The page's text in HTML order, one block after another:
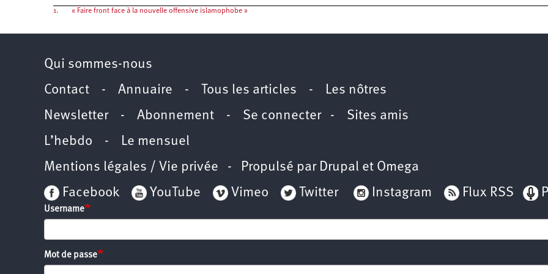
1. « Faire front face à la nouvelle offensive islamophobe »
Qui sommes-nous
Contact - Annuaire - Tous les articles - Les nôtres
Newsletter- Abonnement - Se connecter- Sites amis
L’hebdo - Le mensuel
Mentions légales / Vie privée - Propulsé par Drupal et Omega
Facebook
YouTube Vimeo Twitter Instagram Flux RSS
Username
Mot de passe